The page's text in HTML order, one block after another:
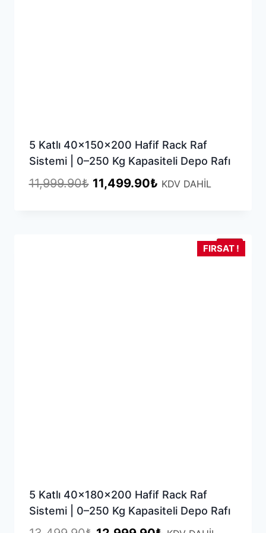
5 Katlı 40x150x200 Hafif Rack Raf
Sistemi | 0–250 Kg Kapasiteli Depo Rafı
11,999.90₺ Orijinal
11,499.90₺Şu
11,499.90₺.
KDV DAHİL
YENİ
FIRSAT !
5 Katlı 40x180x200 Hafif Rack Raf
Sistemi | 0–250 Kg Kapasiteli Depo Rafı